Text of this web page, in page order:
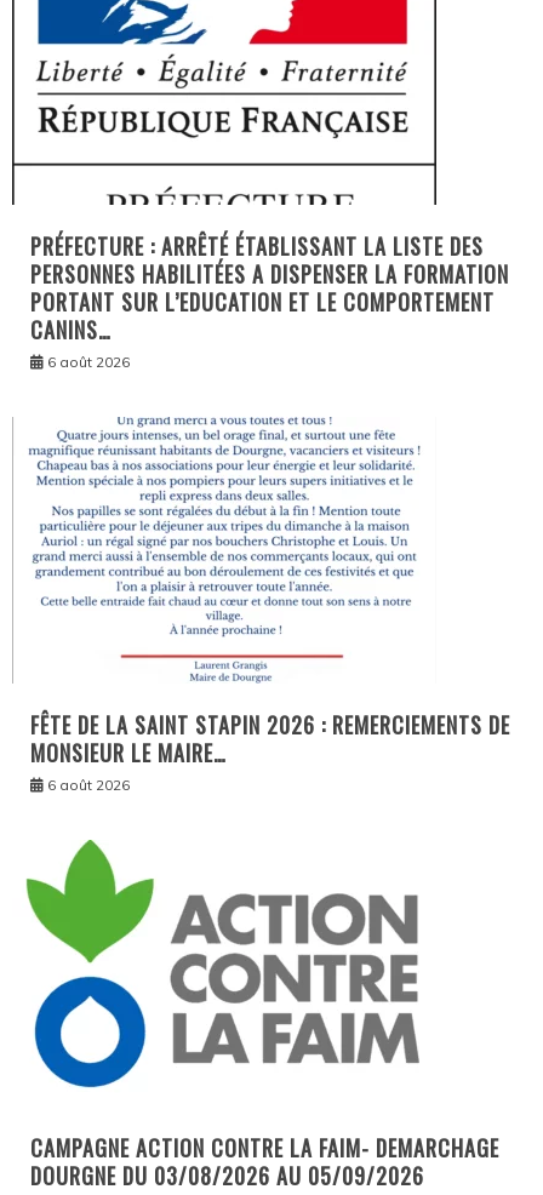
PRÉFECTURE : ARRÊTÉ ÉTABLISSANT LA LISTE DES
PERSONNES HABILITÉES A DISPENSER LA FORMATION
PORTANT SUR L’EDUCATION ET LE COMPORTEMENT
CANINS…
6 août 2026
FÊTE DE LA SAINT STAPIN 2026 : REMERCIEMENTS DE
MONSIEUR LE MAIRE…
6 août 2026
CAMPAGNE ACTION CONTRE LA FAIM- DEMARCHAGE
DOURGNE DU 03/08/2026 AU 05/09/2026